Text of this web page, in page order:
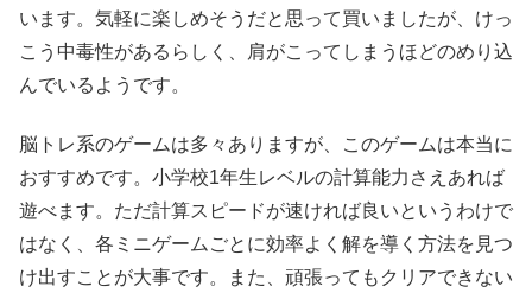
います。気軽に楽しめそうだと思って買いましたが、けっ
こう中毒性があるらしく、肩がこってしまうほどのめり込
んでいるようです。
脳トレ系のゲームは多々ありますが、このゲームは本当に
おすすめです。小学校1年生レベルの計算能力さえあれば
遊べます。ただ計算スピードが速ければ良いというわけで
はなく、各ミニゲームごとに効率よく解を導く方法を見つ
け出すことが大事です。また、頑張ってもクリアできない